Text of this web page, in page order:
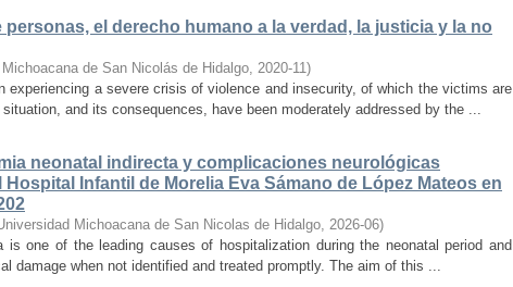
el derecho humano a la verdad, la justicia y la no
de San Nicolás de Hidalgo, 2020-11)
experiencing a severe crisis of violence and insecurity, of which the victims are
and its consequences, have been moderately addressed by the ...
neonatal indirecta y complicaciones neurológicas
Infantil de Morelia Eva Sámano de López Mateos en
Michoacana de San Nicolas de Hidalgo, 2026-06)
is one of the leading causes of hospitalization during the neonatal period and
damage when not identified and treated promptly. The aim of this ...